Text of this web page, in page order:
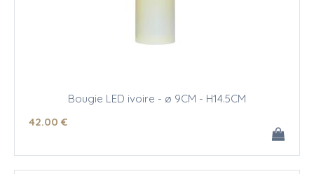
Bougie LED ivoire - ø 9CM - H14.5CM
42.00 €